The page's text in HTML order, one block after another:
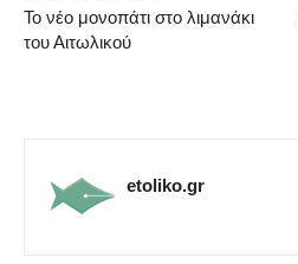
Το νέο μονοπάτι στο λιμανάκι
του Αιτωλικού
etoliko.gr